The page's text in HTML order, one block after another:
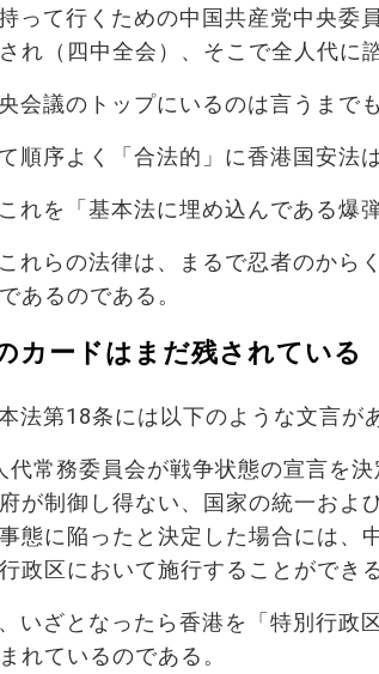
って行くための中国共産党中央委
れ（四中全会）、そこで全人代に
会議のトップにいるのは言うまで
順序よく「合法的」に香港国安法
れを「基本法に埋め込んである爆
れらの法律は、まるで忍者のから
あるのである。
カードはまだ残されている
法第18条には以下のような文言が
常務委員会が戦争状態の宣言を
が制御し得ない、国家の統一およ
態に陥ったと決定した場合には、
政区において施行することができる
いざとなったら香港を「特別行政
れているのである。